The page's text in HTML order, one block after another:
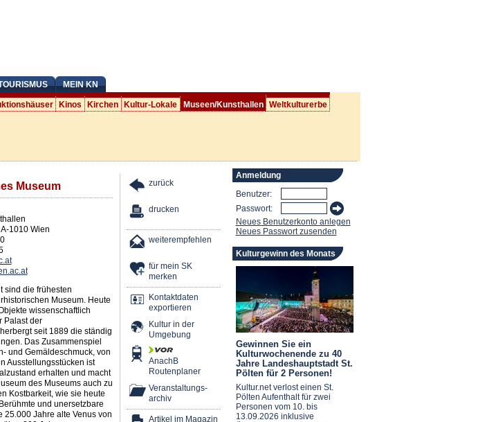
MEIN KN
Kinos Kirchen Kultur-Lokale Museen/Kunsthallen Weltkulturerbe
Museum
A-1010 Wien
sind die frühesten
Museum. Heute
wissenschaftlich
Palast der
seit 1889 die ständig
Das Zusammenspiel
und Gemäldeschmuck, von
Ausstellungsstücken ist
erhalten und macht
des Museums auch zu
Kostbarkeit, wie sie heute
und unersetzbare
25.000 Jahre alte Venus von
zurück
drucken
weiterempfehlen
für mein SK
merken
Kontaktdaten
exportieren
Kultur in der
Umgebung
AnachB
Routenplaner
Veranstaltungs-
archiv
Artikel im Magazin
Anmeldung
Benutzer:
Passwort:
Neues Benutzerkonto anlegen
Neues Passwort zusenden
Kulturgewinn des Monats
Gewinnen Sie ein
Kulturwochenende zu 40
Jahre Landeshauptstadt St.
Pölten für 2 Personen!
Kultur.net verlost einen St.
Pölten Aufenthalt für zwei
Personen vom 10. bis
13.09.2026 inklusive